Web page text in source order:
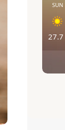
SUN
27.7